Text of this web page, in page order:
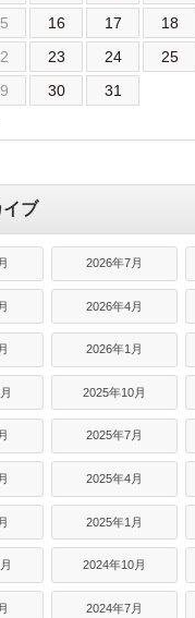
16 17 18
23 24 25
30
31
イブ
2026年7月
2026年4月
2026年1月
2025年10月
2025年7月
2025年4月
2025年1月
2024年10月
2024年7月